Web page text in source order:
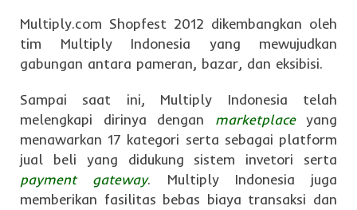
Multiply.com Shopfest 2012 dikembangkan oleh
tim Multiply Indonesia yang mewujudkan
gabungan antara pameran, bazar, dan eksibisi.
Sampai saat ini, Multiply Indonesia telah
melengkapi dirinya dengan marketplaceyang
menawarkan 17 kategori serta sebagai platform
jual beli yang didukung sistem invetori serta
payment gateway. Multiply Indonesia juga
memberikan fasilitas bebas biaya transaksi dan